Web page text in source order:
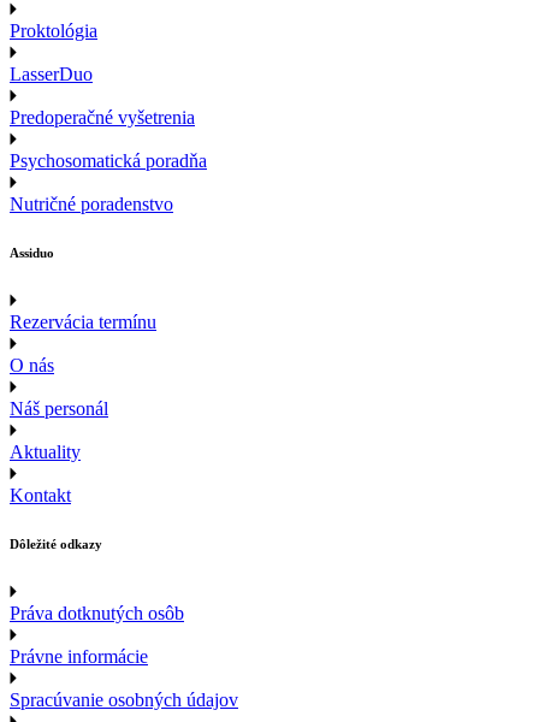
Proktológia
LasserDuo
Predoperačné vyšetrenia
Psychosomatická poradňa
Nutričné poradenstvo
Assiduo
Rezervácia termínu
O nás
Náš personál
Aktuality
Kontakt
Dôležité odkazy
Práva dotknutých osôb
Právne informácie
Spracúvanie osobných údajov